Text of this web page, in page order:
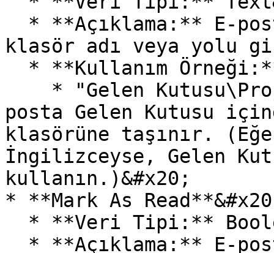
klasör adı veya yolu
posta Gelen Kutusu
klasörüne taşınır.
İngilizceyse, Gelen
kullanın.)&#x20;
* **Mark As